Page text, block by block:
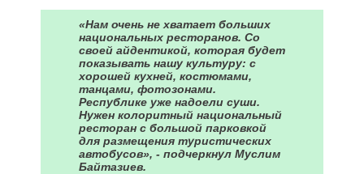
«Нам очень не хватает больших
национальных ресторанов. Со
своей айдентикой, которая будет
показывать нашу культуру: с
хорошей кухней, костюмами,
танцами, фотозонами.
Республике уже надоели суши.
Нужен колоритный национальный
ресторан с большой парковкой
для размещения туристических
автобусов», - подчеркнул Муслим
Байтазиев.